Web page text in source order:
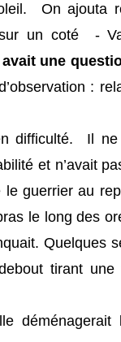
On ajouta
un coté -
une
:
difficulté. Il
et n’avait
guerrier au
le long des
Quelques
tirant une
déménagerait